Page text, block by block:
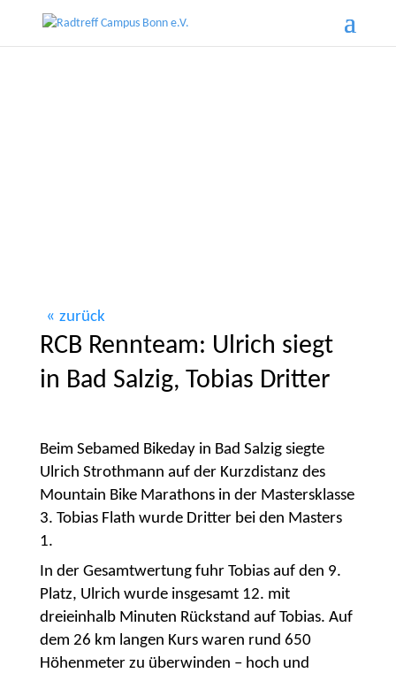
zurück
RCB Rennteam: Ulrich siegt
in Bad Salzig, Tobias Dritter
Beim Sebamed Bikeday in Bad Salzig siegte
Ulrich Strothmann auf der Kurzdistanz des
Mountain Bike Marathons in der Mastersklasse
3. Tobias Flath wurde Dritter bei den Masters
1.
In der Gesamtwertung fuhr Tobias auf den 9.
Platz, Ulrich wurde insgesamt 12. mit
dreieinhalb Minuten Rückstand auf Tobias. Auf
dem 26 km langen Kurs waren rund 650
Höhenmeter zu überwinden – hoch und